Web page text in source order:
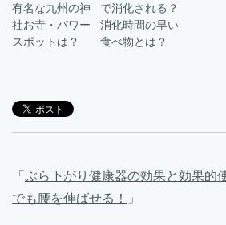
有名な九州の神
社お寺・パワー
スポットは？
で消化される？
消化時間の早い
食べ物とは？
「 ぶら下がり健康器の効果と効果的
でも腰を伸ばせる！
」